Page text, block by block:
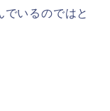
いるのではと